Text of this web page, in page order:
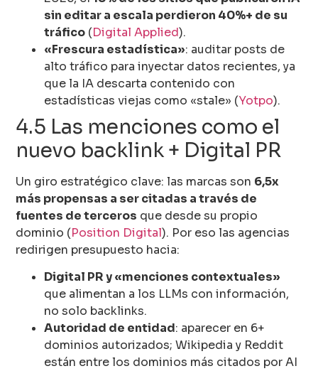
sin editar a escala perdieron 40%+ de su
tráfico (Digital Applied).
«Frescura estadística»: auditar posts de
alto tráfico para inyectar datos recientes, ya
que la IA descarta contenido con
estadísticas viejas como «stale» (Yotpo).
4.5 Las menciones como el
nuevo backlink + Digital PR
Un giro estratégico clave: las marcas son 6,5x
más propensas a ser citadas a través de
fuentes de terceros que desde su propio
dominio (Position Digital). Por eso las agencias
redirigen presupuesto hacia:
Digital PR y «menciones contextuales»
que alimentan a los LLMs con información,
no solo backlinks.
Autoridad de entidad: aparecer en 6+
dominios autorizados; Wikipedia y Reddit
están entre los dominios más citados por AI